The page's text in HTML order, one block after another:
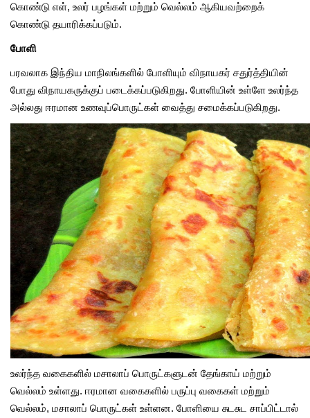
கொண்டு எள், உலர் பழங்கள் மற்றும் வெல்லம் ஆகியவற்றைக்
கொண்டு தயாரிக்கப்படும்.
போளி
பரவலாக இந்திய மாநிலங்களில் போளியும் விநாயகர் சதுர்த்தியின்
போது விநாயகருக்குப் படைக்கப்படுகிறது. போளியின் உள்ளே உலர்ந்த
அல்லது ஈரமான உணவுப்பொருட்கள் வைத்து சமைக்கப்படுகிறது.
உலர்ந்த வகைகளில் மசாலாப் பொருட்களுடன் தேங்காய் மற்றும்
வெல்லம் உள்ளது. ஈரமான வகைகளில் பருப்பு வகைகள் மற்றும்
வெல்லம், மசாலாப் பொருட்கள் உள்ளன. போளியை சுடசுட சாப்பிட்டால்